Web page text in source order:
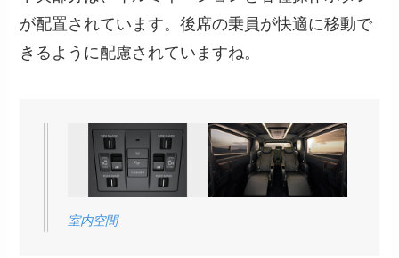
が配置されています。後席の乗員が快適に移動で
きるように配慮されていますね。
室内空間